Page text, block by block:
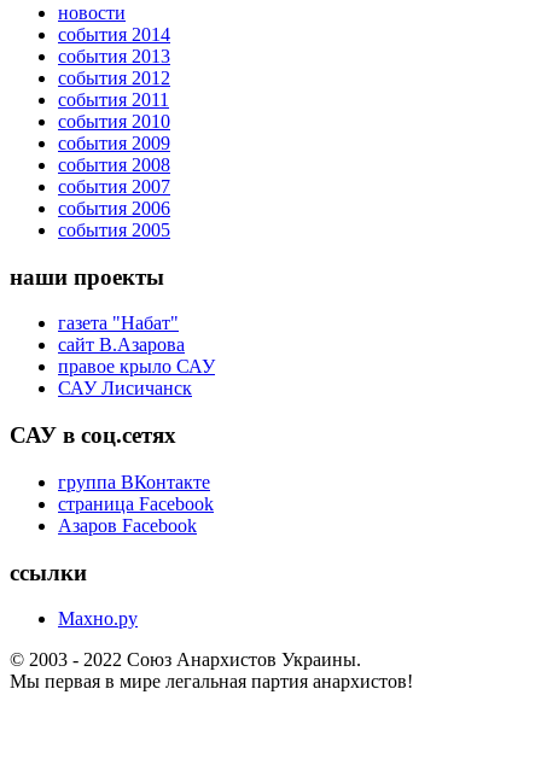
новости
события 2014
события 2013
события 2012
события 2011
события 2010
события 2009
события 2008
события 2007
события 2006
события 2005
наши проекты
газета "Набат"
сайт В.Азарова
правое крыло САУ
САУ Лисичанск
САУ в соц.сетях
группа ВКонтакте
страница Facebook
Азаров Facebook
ссылки
Махно.ру
© 2003 - 2022 Союз Анархистов Украины.
Мы первая в мире легальная партия анархистов!